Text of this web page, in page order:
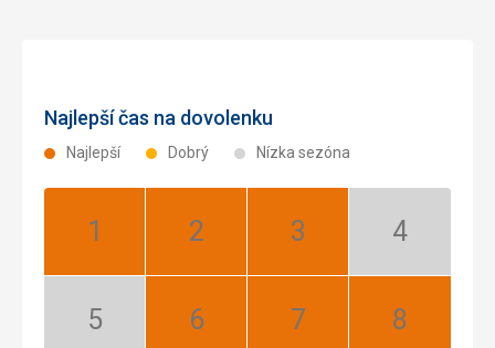
Najlepší čas na dovolenku
Najlepší Dobrý Nízka sezóna
Január:
Február:
Marec:
Apríl:
Máj:
Jún:
Júl:
August: